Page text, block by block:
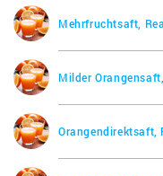
Mehrfruchtsaft,
Milder
Orangendirektsaft,